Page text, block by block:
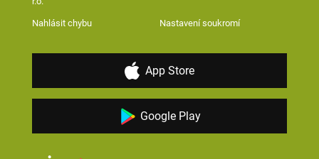
Nahlásit chybu Nastavení soukromí
App Store
Google Play